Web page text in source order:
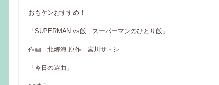
おもケンおすすめ！
「SUPERMAN vs飯 スーパーマンのひとり飯」
作画 北郷海 原作 宮川サトシ
「今日の選曲」